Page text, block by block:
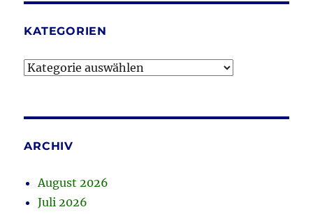
KATEGORIEN
Kategorien
ARCHIV
August 2026
Juli 2026